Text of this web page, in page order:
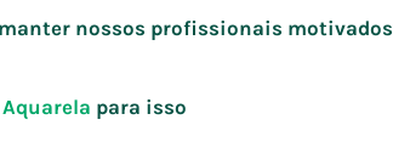
manter nossos profissionais
Aquarela para isso